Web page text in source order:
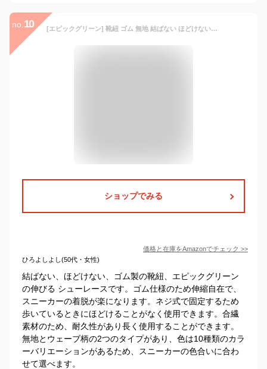
no. 10 [エピックグリーン] 靴紐 ゴム 無地 結ばない ほどけない靴紐 伸びる シューレース 子供 大人 60 80 100 120cm対応 スニーカー スポーツサンダル アウトドア 1足分(2本) ブラック
ショップでみる
価格と在庫をAmazonでチェック >>
ひろよしよし(50代・女性)
結ばない、ほどけない、ゴム製の靴紐、エピックグリーン
の伸びる シューレースです。ゴム仕様のため伸縮自在で、
スニーカーの着脱が楽になります。ネジ式で固定するため
歩いているときにほどけることがなく使用できます。合繊
素材のため、耐久性があり長く使用することができます。
無地とウェーブ柄の2つのタイプがあり、色は10種類のカラ
ーバリエーションがあるため、スニーカーの色合いに合わ
せて選べます。